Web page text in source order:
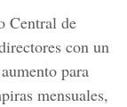
Central de
con un
para
mensuales,